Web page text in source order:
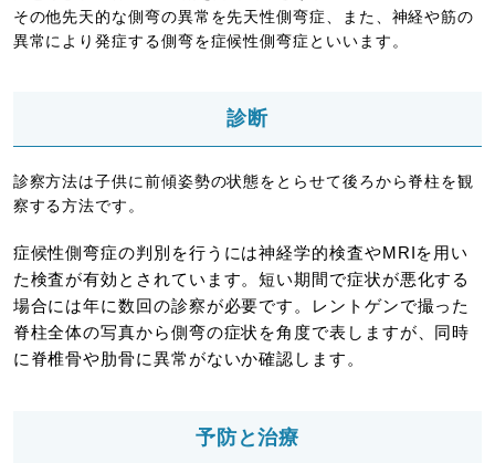
その他先天的な側弯の異常を先天性側弯症、また、神経や筋の
異常により発症する側弯を症候性側弯症といいます。
診断
診察方法は子供に前傾姿勢の状態をとらせて後ろから脊柱を観
察する方法です。
症候性側弯症の判別を行うには神経学的検査やMRIを用い
た検査が有効とされています。短い期間で症状が悪化する
場合には年に数回の診察が必要です。レントゲンで撮った
脊柱全体の写真から側弯の症状を角度で表しますが、同時
に脊椎骨や肋骨に異常がないか確認します。
予防と治療